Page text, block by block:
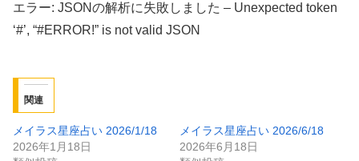
エラー: JSONの解析に失敗しました – Unexpected token
‘#’, “#ERROR!” is not valid JSON
関連
メイラス星座占い 2026/1/18
2026年1月18日
メイラス星座占い 2026/6/18
2026年6月18日